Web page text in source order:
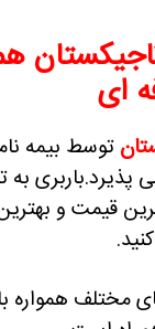
ای
توسط بیمه
پذیرد.باربری به
قیمت و
مختلف